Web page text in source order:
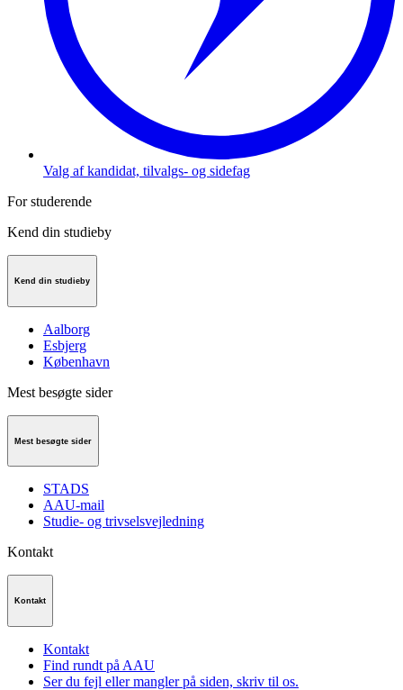
Valg af kandidat, tilvalgs- og sidefag
For studerende
Kend din studieby
Kend din studieby
Aalborg
Esbjerg
København
Mest besøgte sider
Mest besøgte sider
STADS
AAU-mail
Studie- og trivselsvejledning
Kontakt
Kontakt
Kontakt
Find rundt på AAU
Ser du fejl eller mangler på siden, skriv til os.